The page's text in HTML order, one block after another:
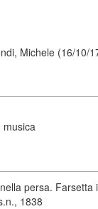
Michele (16/10/
musica
persa.
1838